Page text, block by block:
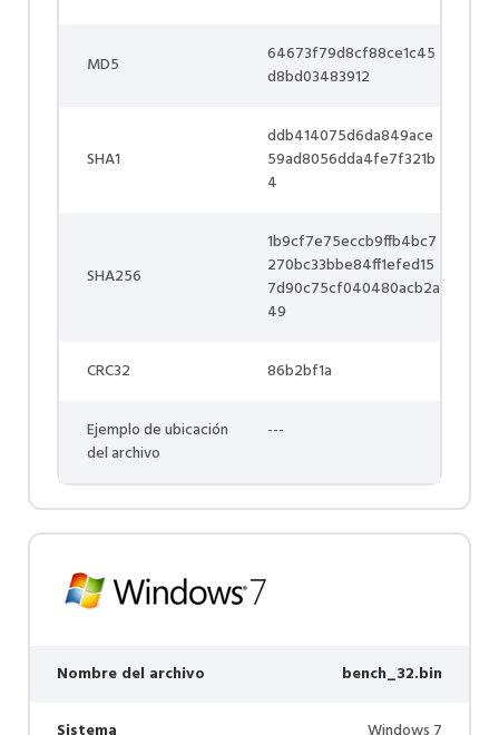
MD5
64673f79d8cf88ce1c45
d8bd03483912
SHA1
ddb414075d6da849ace
59ad8056dda4fe7f321b
4
SHA256
1b9cf7e75eccb9ffb4bc7
270bc33bbe84ff1efed15
7d90c75cf040480acb2a
49
CRC32 86b2bf1a
Ejemplo de ubicación
del archivo
---
Nombre del archivo bench_32.bin